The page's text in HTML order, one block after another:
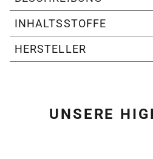
INHALTSSTOFFE
HERSTELLER
UNSERE